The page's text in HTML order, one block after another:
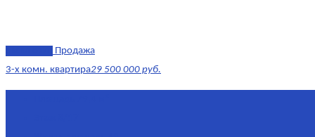
Продажа
3-х комн. квартира29 500 000 руб.